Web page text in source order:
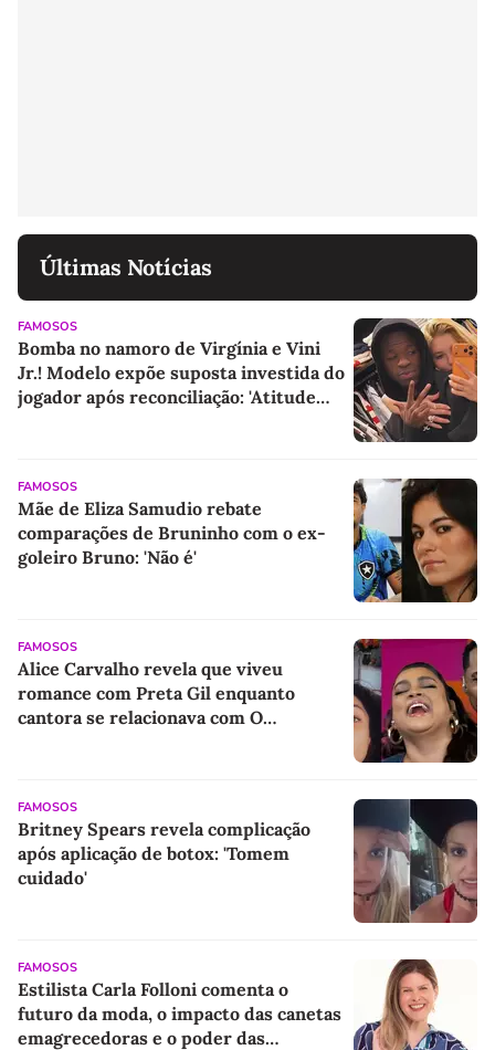
Últimas Notícias
FAMOSOS
Bomba no namoro de Virgínia e Vini
Jr.! Modelo expõe suposta investida do
jogador após reconciliação: 'Atitude
FAMOSOS
Mãe de Eliza Samudio rebate
comparações de Bruninho com o ex-
goleiro Bruno: 'Não é'
FAMOSOS
Alice Carvalho revela que viveu
romance com Preta Gil enquanto
cantora se relacionava com O
FAMOSOS
Britney Spears revela complicação
após aplicação de botox: 'Tomem
cuidado'
FAMOSOS
Estilista Carla Folloni comenta o
futuro da moda, o impacto das canetas
emagrecedoras e o poder das